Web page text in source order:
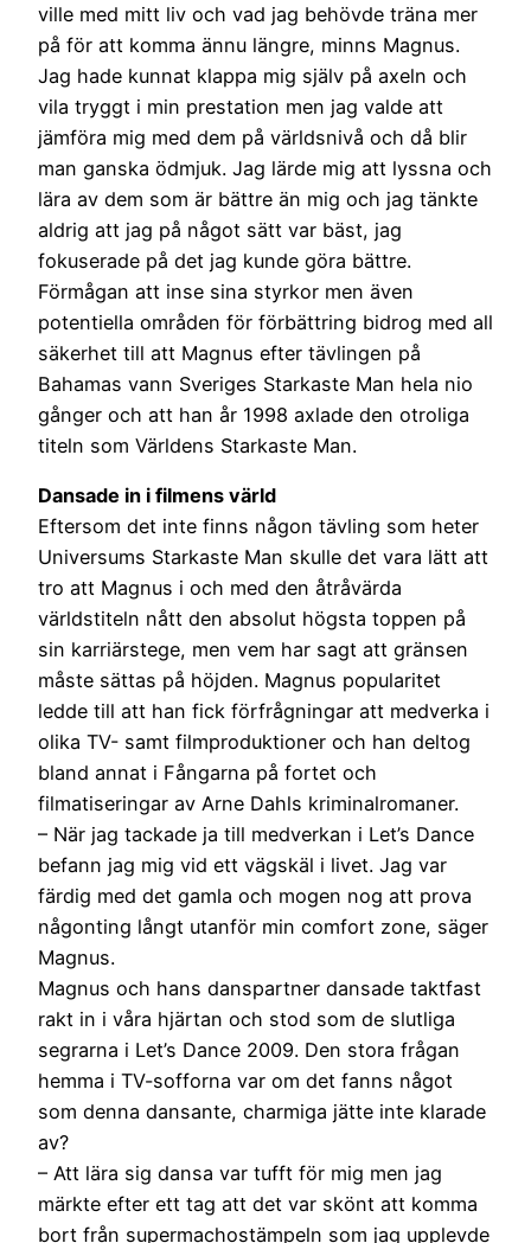
ville med mitt liv och vad jag behövde träna mer
på för att komma ännu längre, minns Magnus.
Jag hade kunnat klappa mig själv på axeln och
vila tryggt i min prestation men jag valde att
jämföra mig med dem på världsnivå och då blir
man ganska ödmjuk. Jag lärde mig att lyssna och
lära av dem som är bättre än mig och jag tänkte
aldrig att jag på något sätt var bäst, jag
fokuserade på det jag kunde göra bättre.
Förmågan att inse sina styrkor men även
potentiella områden för förbättring bidrog med all
säkerhet till att Magnus efter tävlingen på
Bahamas vann Sveriges Starkaste Man hela nio
gånger och att han år 1998 axlade den otroliga
titeln som Världens Starkaste Man.
Dansade in i filmens värld
Eftersom det inte finns någon tävling som heter
Universums Starkaste Man skulle det vara lätt att
tro att Magnus i och med den åtråvärda
världstiteln nått den absolut högsta toppen på
sin karriärstege, men vem har sagt att gränsen
måste sättas på höjden. Magnus popularitet
ledde till att han fick förfrågningar att medverka i
olika TV- samt filmproduktioner och han deltog
bland annat i Fångarna på fortet och
filmatiseringar av Arne Dahls kriminalromaner.
– När jag tackade ja till medverkan i Let’s Dance
befann jag mig vid ett vägskäl i livet. Jag var
färdig med det gamla och mogen nog att prova
någonting långt utanför min comfort zone, säger
Magnus.
Magnus och hans danspartner dansade taktfast
rakt in i våra hjärtan och stod som de slutliga
segrarna i Let’s Dance 2009. Den stora frågan
hemma i TV-sofforna var om det fanns något
som denna dansante, charmiga jätte inte klarade
av?
– Att lära sig dansa var tufft för mig men jag
märkte efter ett tag att det var skönt att komma
bort från supermachostämpeln som jag upplevde